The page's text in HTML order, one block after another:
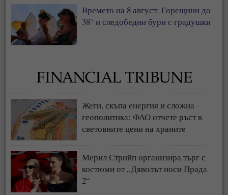
Времето на 8 август: Горещини до
38° и следобедни бури с градушки
Жеги, скъпа енергия и сложна
геополитика: ФАО отчете ръст в
световните цени на храните
Мерил Стрийп организира търг с
костюми от „Дяволът носи Прада
2“